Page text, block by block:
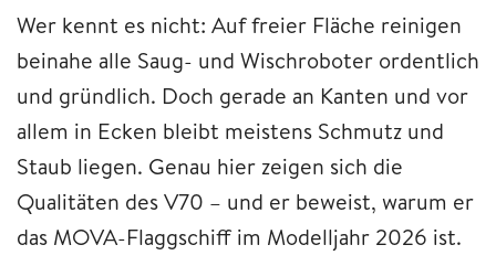
Wer kennt es nicht: Auf freier Fläche reinigen
beinahe alle Saug- und Wischroboter ordentlich
und gründlich. Doch gerade an Kanten und vor
allem in Ecken bleibt meistens Schmutz und
Staub liegen. Genau hier zeigen sich die
Qualitäten des V70 – und er beweist, warum er
das MOVA-Flaggschiff im Modelljahr 2026 ist.